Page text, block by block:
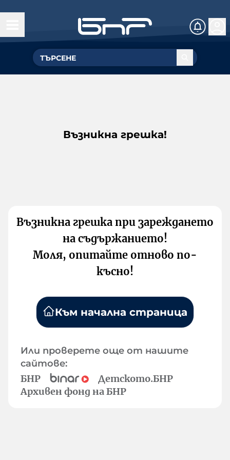
Възникна грешка!
Възникна грешка при зареждането
на съдържанието!
Моля, опитайте отново по-
късно!
Към начална страница
Или проверете още от нашите
сайтове:
БНР
Детското.БНР
Архивен фонд на БНР